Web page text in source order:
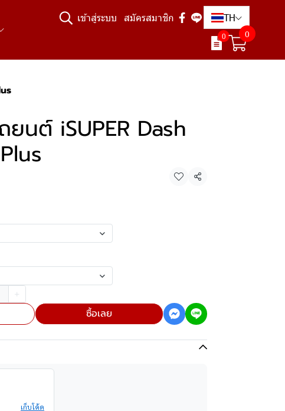
เข้าสู่ระบบ สมัครสมาชิก TH
0 0
นต์ iSUPER Dash
แชร์
ซื้อเลย
เก็บโค้ด